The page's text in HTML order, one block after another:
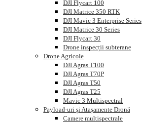
DJI Flycart 100
DJI Matrice 350 RTK
DJI Mavic 3 Enterprise Series
DJI Matrice 30 Series
DJI Flycart 30
Drone inspecții subterane
Drone Agricole
DJI Agras T100
DJI Agras T70P
DJI Agras T50
DJI Agras T25
Mavic 3 Multispectral
Payload-uri și Atașamente Dronă
Camere multispectrale